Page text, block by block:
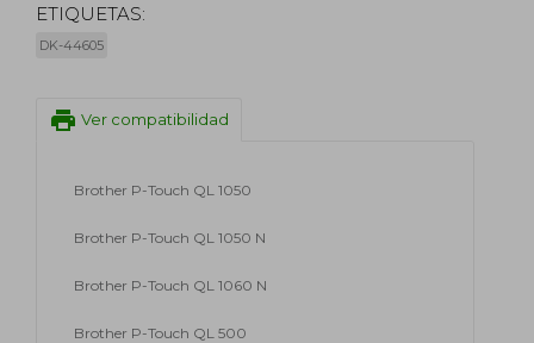
ETIQUETAS:
DK-44605
print Ver compatibilidad
Brother P-Touch QL 1050
Brother P-Touch QL 1050 N
Brother P-Touch QL 1060 N
Brother P-Touch QL 500